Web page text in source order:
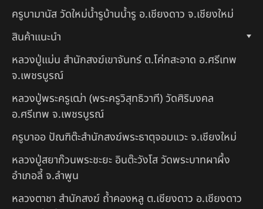
ครูบามานัส วัดใหม่น้ำรูบ้านน้ำรู อ.เชียงดาว จ.เชียงใหม่
สินค้าแนะนำ
หลวงปู่แม่น สำนักสงฆ์เขาจันทร์ ต.โค่กสะอาด อ.ศรีเทพ
จ.เพชรบูรณ์
หลวงปู่พระครูเฒ่า (พระครูวิสุทธิวาที) วัดศิริมงคล
อ.ศรีเทพ จ.เพชรบูรณ์
ครูบาออ ปัณฑิต๊ะสำนักสงฆ์พระธาตุจอมแวะ จ.เชียงใหม่
หลวงปู่สยาก๊วนพระชะยะ อินต๊ะวังโส วัดพระบาทผาผึ้ง
อำเภอลี้ จ.ลำพูน
หลวงตาชา สำนักสงฆ์ ถ้ำคองหลู ต.เชียงดาว อ.เชียงดาว